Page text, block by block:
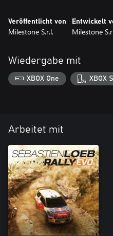
Veröffentlicht von
Milestone S.r.l.
Entwickelt
Milestone
Wiedergabe mit
XBOX One XBOX
Arbeitet mit